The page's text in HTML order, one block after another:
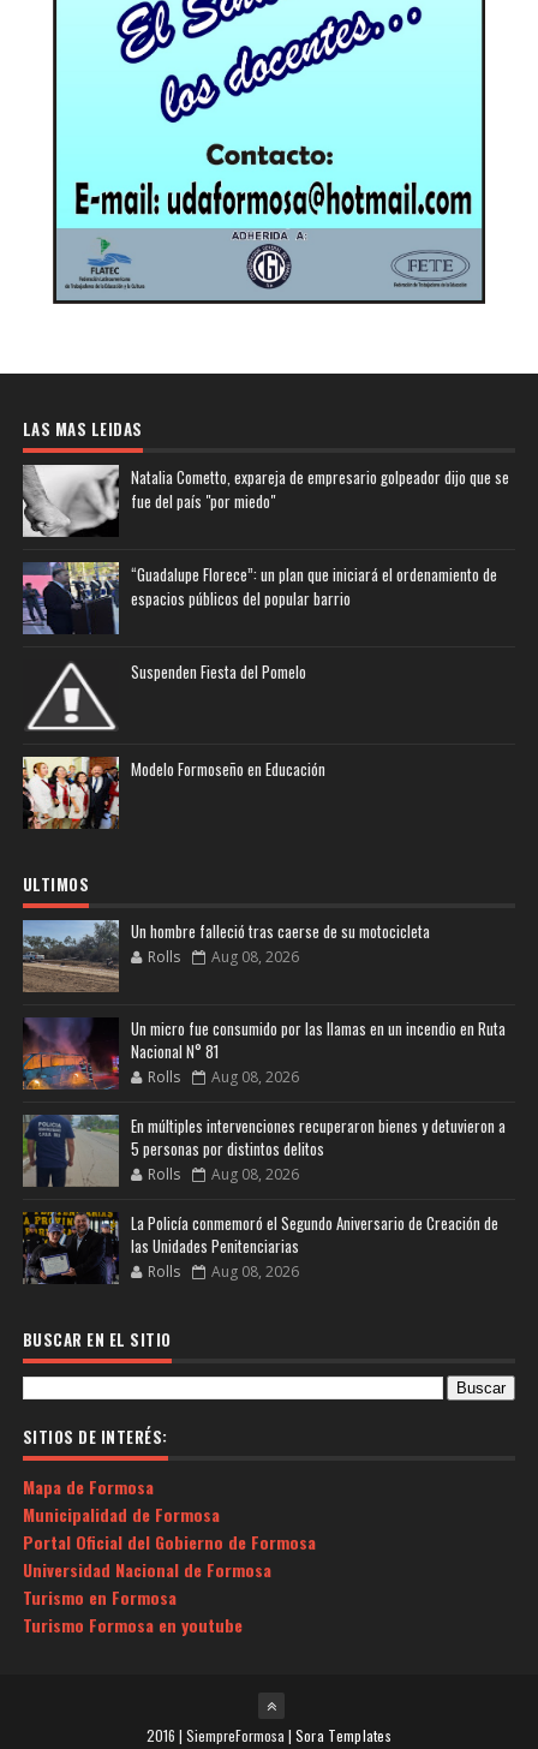
LAS MAS LEIDAS
Natalia Cometto, expareja de empresario golpeador dijo que se
fue del país "por miedo"
“Guadalupe Florece”: un plan que iniciará el ordenamiento de
espacios públicos del popular barrio
Suspenden Fiesta del Pomelo
Modelo Formoseño en Educación
ULTIMOS
Un hombre falleció tras caerse de su motocicleta
Rolls Aug 08, 2026
Un micro fue consumido por las llamas en un incendio en Ruta
Nacional N° 81
Rolls Aug 08, 2026
En múltiples intervenciones recuperaron bienes y detuvieron a
5 personas por distintos delitos
Rolls Aug 08, 2026
La Policía conmemoró el Segundo Aniversario de Creación de
las Unidades Penitenciarias
Rolls Aug 08, 2026
BUSCAR EN EL SITIO
SITIOS DE INTERÉS:
Mapa de Formosa
Municipalidad de Formosa
Portal Oficial del Gobierno de Formosa
Universidad Nacional de Formosa
Turismo en Formosa
Turismo Formosa en youtube
2016 | SiempreFormosa | Sora Templates